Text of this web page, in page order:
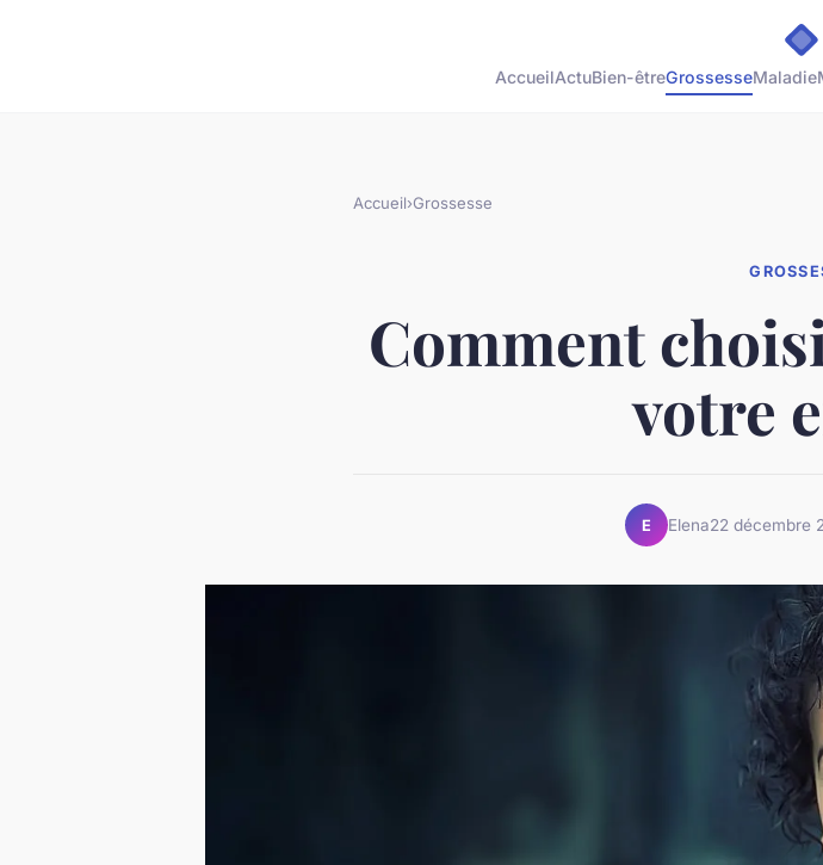
AccueilActuBien-êtreGrossesseMaladie
Accueil›Grossesse
Comment
votre
E Elena22 décembre